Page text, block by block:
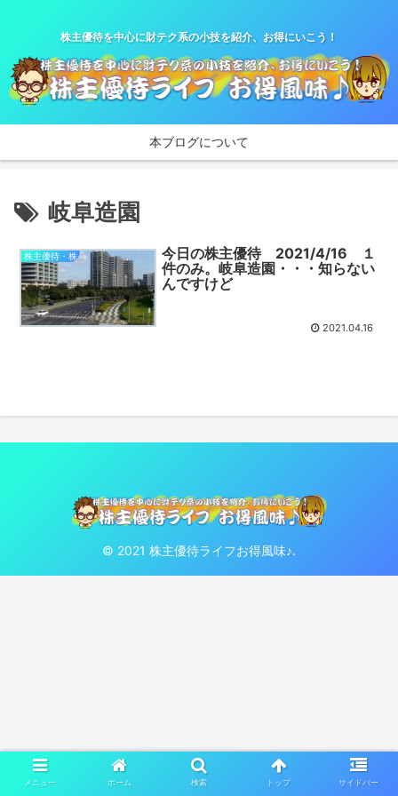
株主優待を中心に財テク系の小技を紹介、お得にいこう！
本ブログについて
岐阜造園
株主優待・株
今日の株主優待 2021/4/16 １
件のみ。岐阜造園・・・知らない
んですけど
2021.04.16
© 2021 株主優待ライフお得風味♪.
メニュー ホーム 検索 トップ サイドバー